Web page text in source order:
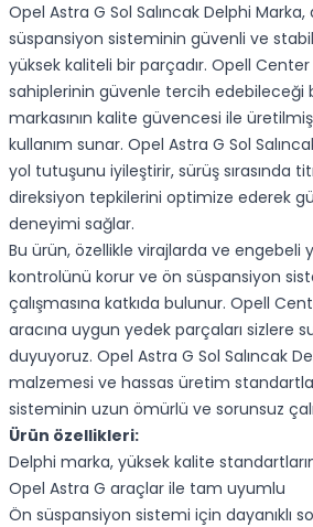
Opel Astra G Sol Salıncak Delphi Marka,
süspansiyon sisteminin güvenli ve stabil
yüksek kaliteli bir parçadır. Opell
sahiplerinin güvenle tercih edebileceği
markasının kalite güvencesi ile
kullanım sunar. Opel Astra G Sol
yol tutuşunu iyileştirir, sürüş sırasında
direksiyon tepkilerini optimize ederek
deneyimi sağlar.
Bu ürün, özellikle virajlarda ve engebeli
kontrolünü korur ve ön süspansiyon
çalışmasına katkıda bulunur. Opell
aracına uygun yedek parçaları sizlere
duyuyoruz. Opel Astra G Sol Salıncak
malzemesi ve hassas üretim
sisteminin uzun ömürlü ve sorunsuz
Ürün özellikleri:
Delphi marka, yüksek kalite
Opel Astra G araçlar ile tam uyumlu
Ön süspansiyon sistemi için dayanıklı